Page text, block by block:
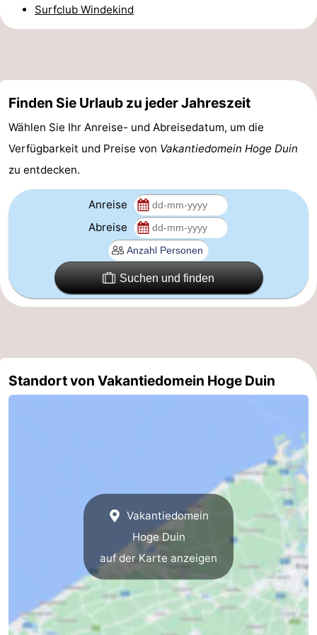
Adressen
Region
-
Gent
-
Ypern
Die
Natur
-
Ostende
Middelkerke
-
Surfclub Windekind
Finden Sie Urlaub zu jeder Jahreszeit
Wählen Sie Ihr Anreise- und Abreisedatum, um die
Verfügbarkeit und Preise von Vakantiedomein Hoge Duin
zu entdecken.
Anreise
Abreise
Suchen und finden
Standort von Vakantiedomein Hoge Duin
Vakantiedomein
Hoge Duin
auf der Karte anzeigen